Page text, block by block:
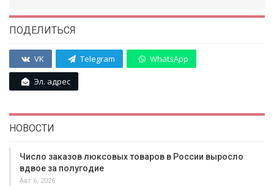
ПОДЕЛИТЬСЯ
VK Telegram WhatsApp
Эл. адрес
НОВОСТИ
Число заказов люксовых товаров в России выросло
вдвое за полугодие
Авг 6, 2026